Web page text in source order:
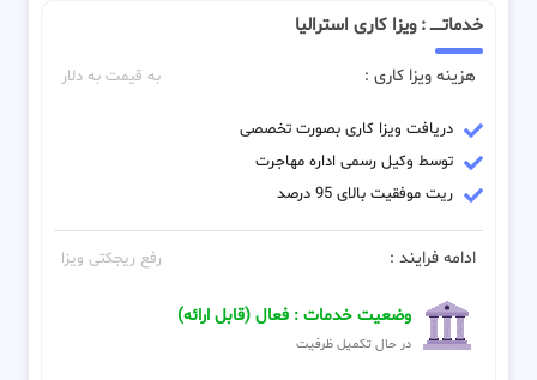
خدماتـــــ : ویزا کاری استرالیا
هزینه ویزا کاری : به قیمت به دلار
دریافت ویزا کاری بصورت تخصصی
توسط وکیل رسمی اداره مهاجرت
ریت موفقیت بالای 95 درصد
ادامه فرایند : رفع ریجکتی ویزا
وضعیت خدمات : فعال (قابل ارائه)
در حال تکمیل ظرفیت